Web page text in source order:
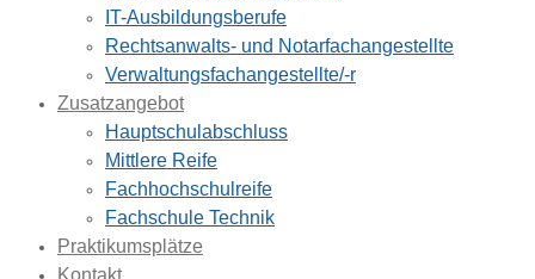
IT-Ausbildungsberufe
Rechtsanwalts- und Notarfachangestellte
Verwaltungsfachangestellte/-r
Zusatzangebot
Hauptschulabschluss
Mittlere Reife
Fachhochschulreife
Fachschule Technik
Praktikumsplätze
Kontakt